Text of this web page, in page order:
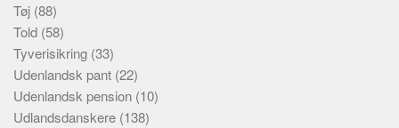
Tøj (88)
Told (58)
Tyverisikring (33)
Udenlandsk pant (22)
Udenlandsk pension (10)
Udlandsdanskere (138)